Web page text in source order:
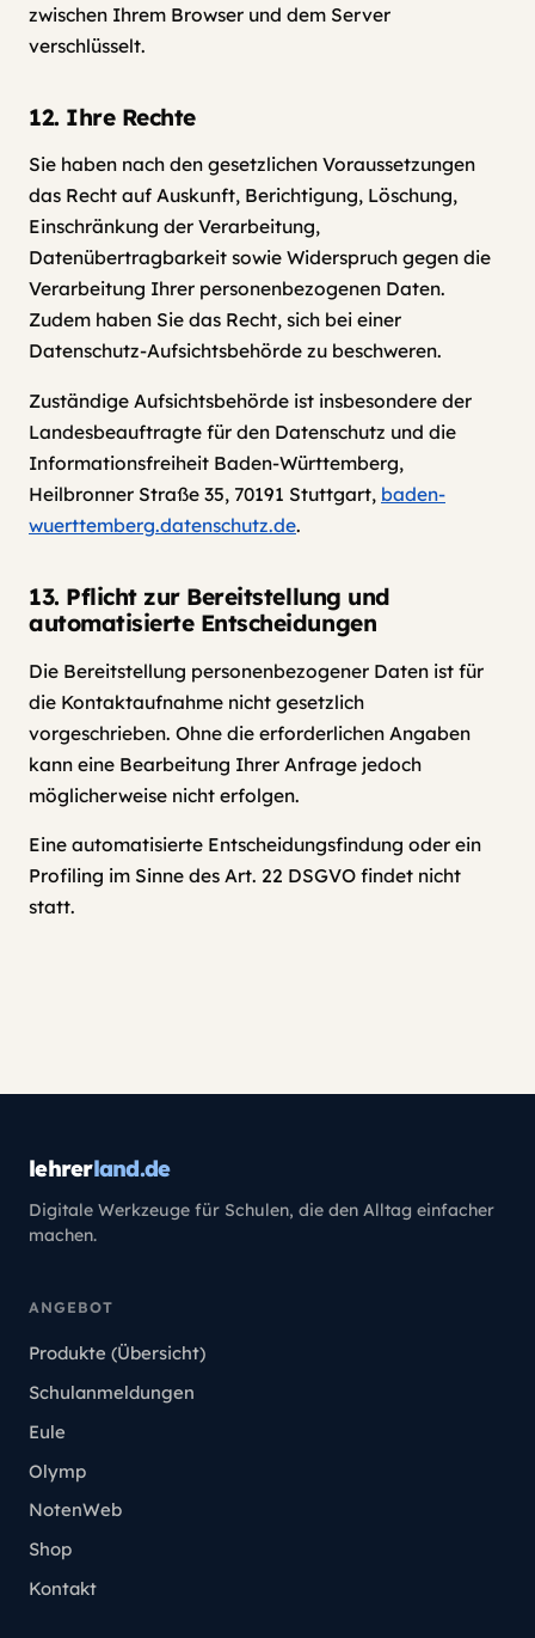
zwischen Ihrem Browser und dem Server
verschlüsselt.
12. Ihre Rechte
Sie haben nach den gesetzlichen Voraussetzungen
das Recht auf Auskunft, Berichtigung, Löschung,
Einschränkung der Verarbeitung,
Datenübertragbarkeit sowie Widerspruch gegen die
Verarbeitung Ihrer personenbezogenen Daten.
Zudem haben Sie das Recht, sich bei einer
Datenschutz-Aufsichtsbehörde zu beschweren.
Zuständige Aufsichtsbehörde ist insbesondere der
Landesbeauftragte für den Datenschutz und die
Informationsfreiheit Baden-Württemberg,
Heilbronner Straße 35, 70191 Stuttgart, baden-
wuerttemberg.datenschutz.de.
13. Pflicht zur Bereitstellung und
automatisierte Entscheidungen
Die Bereitstellung personenbezogener Daten ist für
die Kontaktaufnahme nicht gesetzlich
vorgeschrieben. Ohne die erforderlichen Angaben
kann eine Bearbeitung Ihrer Anfrage jedoch
möglicherweise nicht erfolgen.
Eine automatisierte Entscheidungsfindung oder ein
Profiling im Sinne des Art. 22 DSGVO findet nicht
statt.
lehrerland.de
Digitale Werkzeuge für Schulen, die den Alltag einfacher
machen.
ANGEBOT
Produkte (Übersicht)
Schulanmeldungen
Eule
Olymp
NotenWeb
Shop
Kontakt